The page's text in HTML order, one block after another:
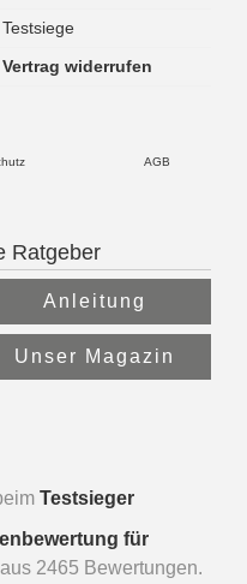
Testsiege
Vertrag widerrufen
AGB
Ratgeber
Anleitung
Unser Magazin
Testsieger
für
aus 2465 Bewertungen.